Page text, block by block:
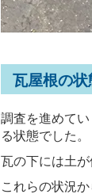
瓦屋根の
調査を進めて
る状態でした。
瓦の下には土
これらの状況